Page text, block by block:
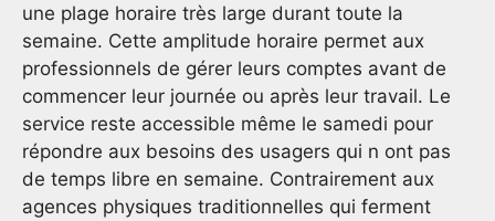
une plage horaire très large durant toute la
semaine. Cette amplitude horaire permet aux
professionnels de gérer leurs comptes avant de
commencer leur journée ou après leur travail. Le
service reste accessible même le samedi pour
répondre aux besoins des usagers qui n ont pas
de temps libre en semaine. Contrairement aux
agences physiques traditionnelles qui ferment